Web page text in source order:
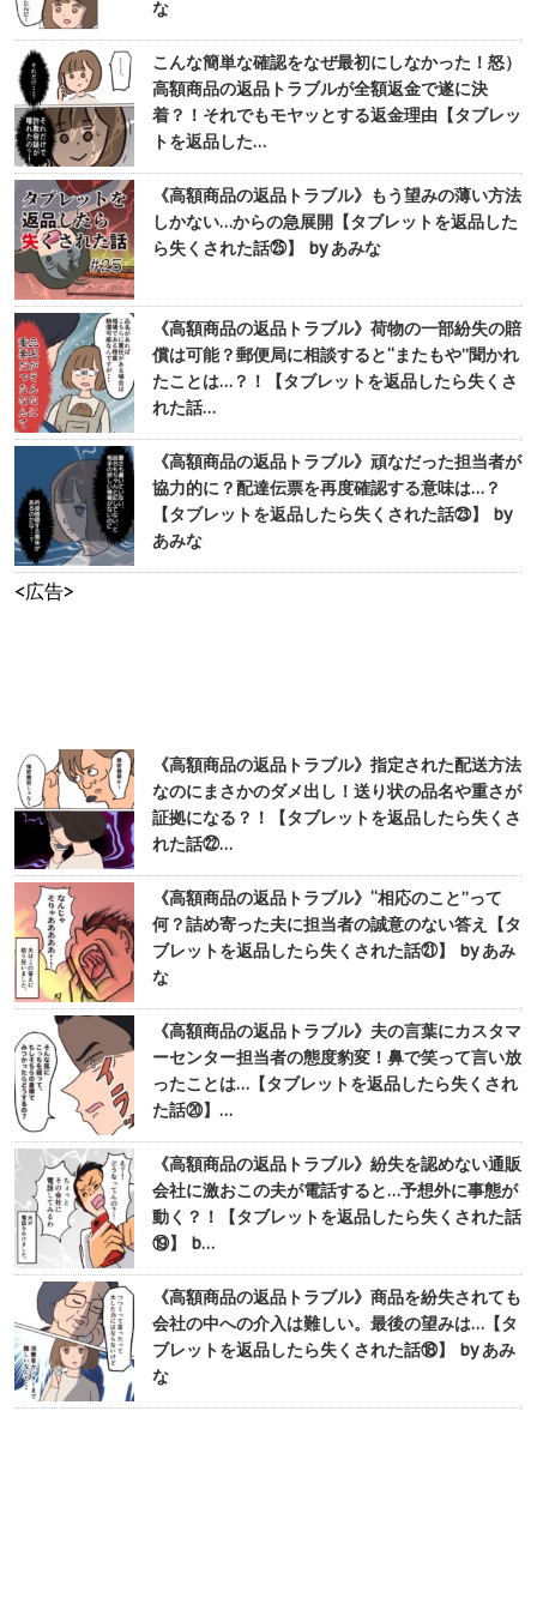
な
こんな簡単な確認をなぜ最初にしなかった！怒）
高額商品の返品トラブルが全額返金で遂に決
着？！それでもモヤッとする返金理由【タブレッ
トを返品した…
《高額商品の返品トラブル》もう望みの薄い方法
しかない…からの急展開【タブレットを返品した
ら失くされた話㉕】 by あみな
《高額商品の返品トラブル》荷物の一部紛失の賠
償は可能？郵便局に相談すると“またもや”聞かれ
たことは…？！【タブレットを返品したら失くさ
れた話…
《高額商品の返品トラブル》頑なだった担当者が
協力的に？配達伝票を再度確認する意味は…？
【タブレットを返品したら失くされた話㉓】 by
あみな
<広告>
《高額商品の返品トラブル》指定された配送方法
なのにまさかのダメ出し！送り状の品名や重さが
証拠になる？！【タブレットを返品したら失くさ
れた話㉒…
《高額商品の返品トラブル》“相応のこと”って
何？詰め寄った夫に担当者の誠意のない答え【タ
ブレットを返品したら失くされた話㉑】 by あみ
な
《高額商品の返品トラブル》夫の言葉にカスタマ
ーセンター担当者の態度豹変！鼻で笑って言い放
ったことは…【タブレットを返品したら失くされ
た話⑳】…
《高額商品の返品トラブル》紛失を認めない通販
会社に激おこの夫が電話すると…予想外に事態が
動く？！【タブレットを返品したら失くされた話
⑲】 b…
《高額商品の返品トラブル》商品を紛失されても
会社の中への介入は難しい。最後の望みは…【タ
ブレットを返品したら失くされた話⑱】 by あみ
な